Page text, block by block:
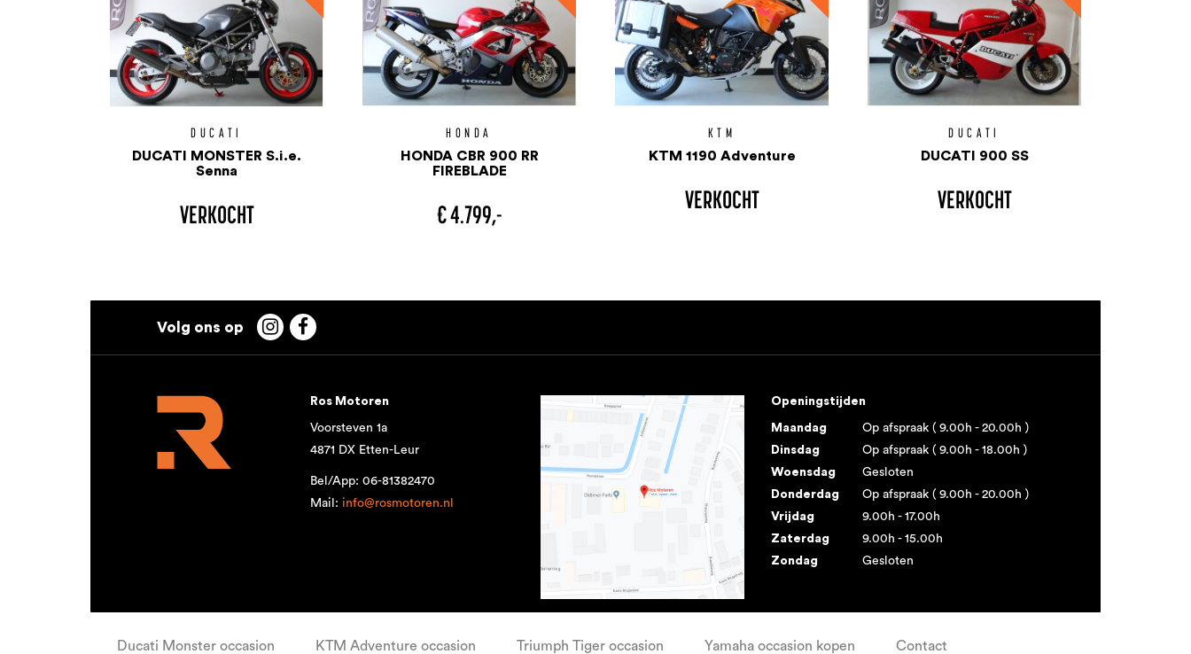
DUCATI
DUCATI MONSTER S.i.e.
Senna
VERKOCHT
HONDA
HONDA CBR 900 RR
FIREBLADE
€ 4.799,-
KTM
KTM 1190 Adventure
VERKOCHT
DUCATI
DUCATI 900 SS
VERKOCHT
 
Ros Motoren
Voorsteven 1a
4871 DX Etten-Leur
Bel/App: 06-81382470
Mail: info@rosmotoren.nl
Openingstijden
Maandag
Op afspraak ( 9.00h - 20.00h )
Dinsdag
Op afspraak ( 9.00h - 18.00h )
Woensdag
Gesloten
Donderdag
Op afspraak ( 9.00h - 20.00h )
Vrijdag
9.00h - 17.00h
Zaterdag
9.00h - 15.00h
Zondag
Gesloten
Ducati Monster occasion KTM Adventure occasion Triumph Tiger occasion Yamaha occasion kopen Contact